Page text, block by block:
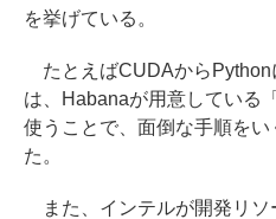
を挙げている。
たとえばCUDAからPython
は、Habanaが用意している
使うことで、面倒な手順を
た。
また、インテルが開発リソ